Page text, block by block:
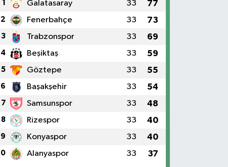
1 Galatasaray 33 77
2 Fenerbahçe 33 73
3 Trabzonspor 33 69
4 Beşiktaş 33 59
5 Göztepe 33 55
6 Başakşehir 33 54
7 Samsunspor 33 48
8 Rizespor 33 40
9 Konyaspor 33 40
Alanyaspor 33 37